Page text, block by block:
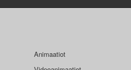
Animaatiot